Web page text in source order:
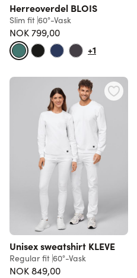
Herreoverdel BLOIS
Slim fit 60°-Vask
NOK 799,00
+1
Unisex sweatshirt KLEVE
Regular fit 60°-Vask
NOK 849,00